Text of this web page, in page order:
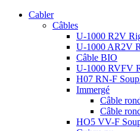
Cabler
Câbles
U-1000 R2V
U-1000 AR2V
Câble BIO
U-1000 RVFV
H07 RN-F
Immergé
Câble
Câble
HO5 VV-F